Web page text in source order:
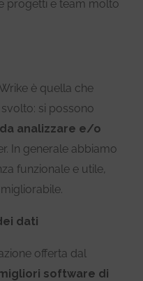
progetti e team molto
è quella che
si possono
analizzare e/o
In generale abbiamo
funzionale e utile,
dati
offerta dal
software di